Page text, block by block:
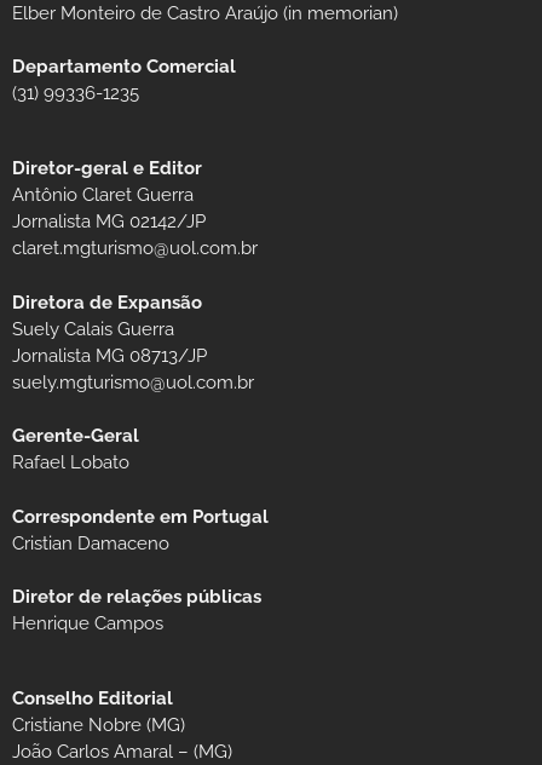
Elber Monteiro de Castro Araújo (in memorian)
Departamento Comercial
(31) 99336-1235
Diretor-geral e Editor
Antônio Claret Guerra
Jornalista MG 02142/JP
claret.mgturismo@uol.com.br
Diretora de Expansão
Suely Calais Guerra
Jornalista MG 08713/JP
suely.mgturismo@uol.com.br
Gerente-Geral
Rafael Lobato
Correspondente em Portugal
Cristian Damaceno
Diretor de relações públicas
Henrique Campos
Conselho Editorial
Cristiane Nobre (MG)
João Carlos Amaral – (MG)